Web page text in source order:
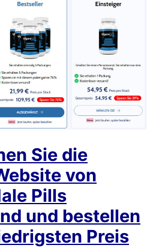
Sie die
von
Pills
und bestellen
Preis